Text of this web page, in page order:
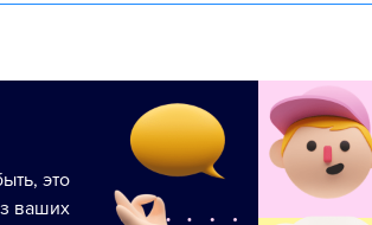
это
ваших